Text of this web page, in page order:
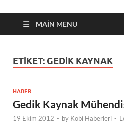
MAIN MENU
ETIKET: GEDIK KAYNAK
HABER
Gedik Kaynak
19 Ekim 2012 - by Kobi Haberleri -